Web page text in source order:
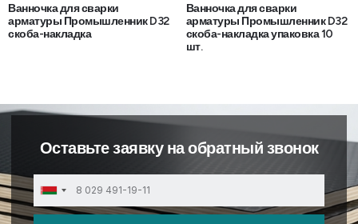
Ванночка для сварки
арматуры Промышленник D32
скоба-накладка
Ванночка для сварки
арматуры Промышленник D32
скоба-накладка упаковка 10
шт.
Оставьте заявку на обратный звонок
Belarus
+375